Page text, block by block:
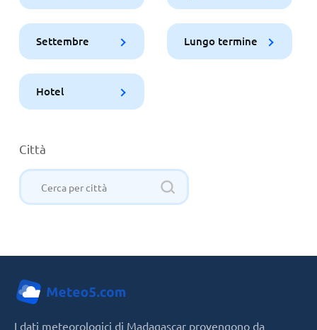
Settembre Lungo termine
Hotel
Città
I dati meteorologici di Madagascar provengono da